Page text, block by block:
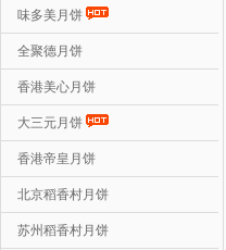
味多美月饼
全聚德月饼
香港美心月饼
大三元月饼
香港帝皇月饼
北京稻香村月饼
苏州稻香村月饼